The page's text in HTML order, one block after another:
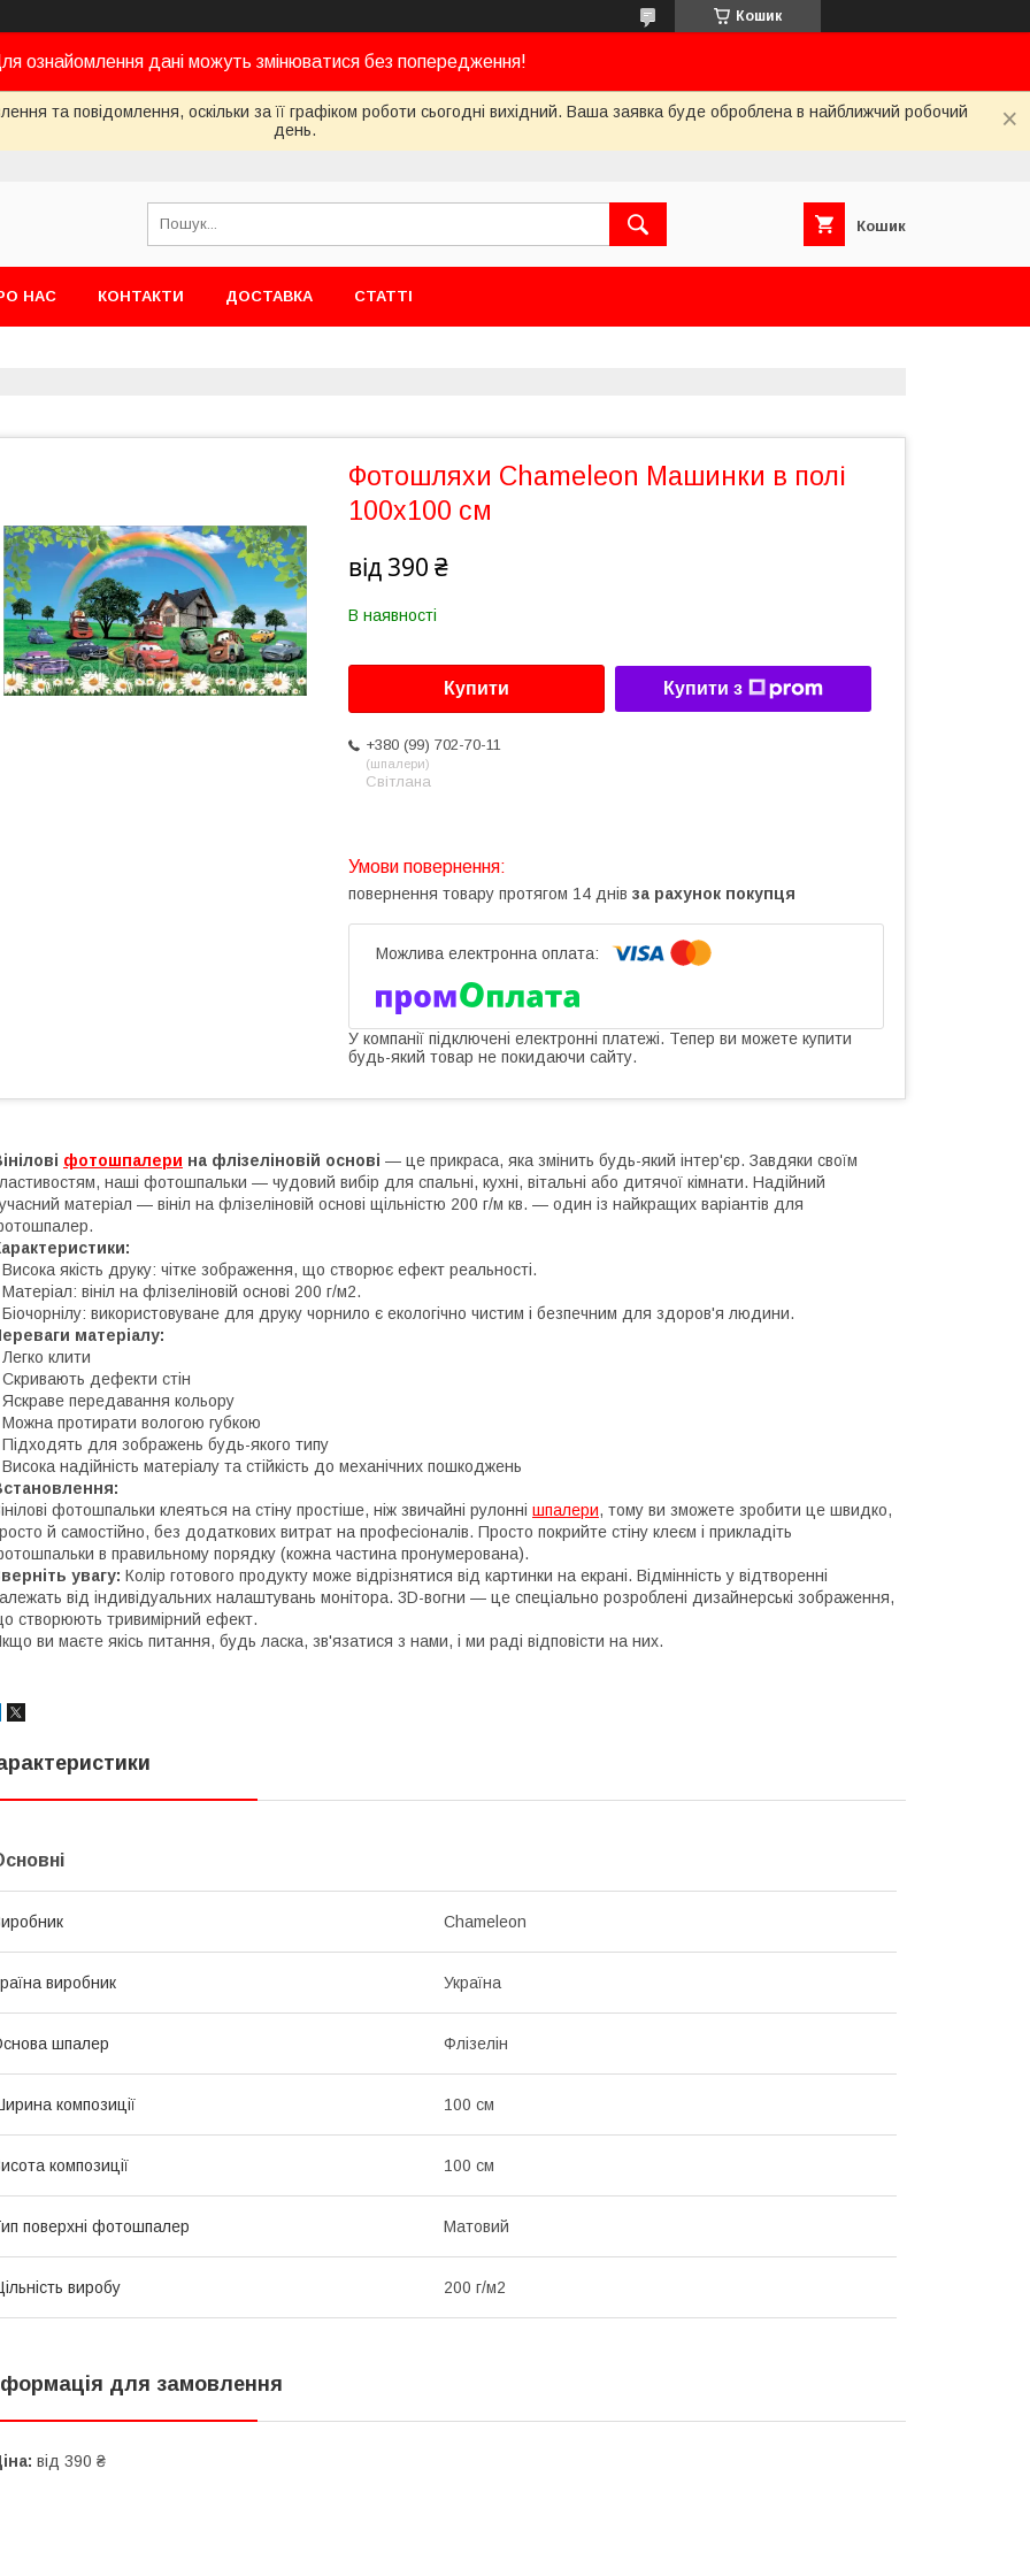
Кошик
ознайомлення дані можуть змінюватися без попередження!
та повідомлення, оскільки за її графіком роботи сьогодні вихідний. Ваша заявка буде оброблена в найближчий робочий
день.
Кошик
НАС КОНТАКТИ ДОСТАВКА СТАТТІ
Фотошляхи Chameleon Машинки в полі
100х100 см
від 390 ₴
В наявності
Купити Купити з
+380 (99) 702-70-11
шпалери
Світлана
повернення товару протягом 14 днів за рахунок покупця
У компанії підключені електронні платежі. Тепер ви можете купити
будь-який товар не покидаючи сайту.
фотошпалери на флізеліновій основі — це прикраса, яка змінить будь-який інтер'єр. Завдяки своїм
наші фотошпальки — чудовий вибір для спальні, кухні, вітальні або дитячої кімнати. Надійний
матеріал — вініл на флізеліновій основі щільністю 200 г/м кв. — один із найкращих варіантів для
Висока якість друку: чітке зображення, що створює ефект реальності.
Матеріал: вініл на флізеліновій основі 200 г/м2.
Біочорнілу: використовуване для друку чорнило є екологічно чистим і безпечним для здоров'я людини.
матеріалу:
Легко клити
Скривають дефекти стін
Яскраве передавання кольору
Можна протирати вологою губкою
Підходять для зображень будь-якого типу
Висока надійність матеріалу та стійкість до механічних пошкоджень
фотошпальки клеяться на стіну простіше, ніж звичайні рулонні шпалери, тому ви зможете зробити це швидко,
й самостійно, без додаткових витрат на професіоналів. Просто покрийте стіну клеєм і прикладіть
в правильному порядку (кожна частина пронумерована).
увагу: Колір готового продукту може відрізнятися від картинки на екрані. Відмінність у відтворенні
від індивідуальних налаштувань монітора. 3D-вогни — це спеціально розроблені дизайнерські зображення,
створюють тривимірний ефект.
ви маєте якісь питання, будь ласка, зв'язатися з нами, і ми раді відповісти на них.
Chameleon
виробник Україна
шпалер Флізелін
композиції 100 см
композиції 100 см
поверхні фотошпалер Матовий
виробу 200 г/м2
для замовлення
від 390 ₴